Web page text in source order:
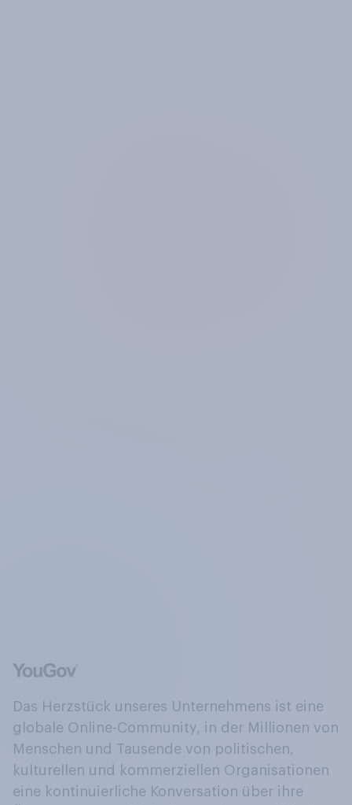
Das Herzstück unseres Unternehmens ist eine
globale Online-Community, in der Millionen von
Menschen und Tausende von politischen,
kulturellen und kommerziellen Organisationen
eine kontinuierliche Konversation über ihre